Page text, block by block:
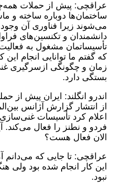
عراقچی: پیش از حملات
ساختمان‌ها دوباره ساخته و
می‌شوند زیرا فناوری آن وجود
دانشمندان و تکنسین‌های
تأسیساتمان مشغول به
که گفتم ما توانایی انجام این
زمان و چگونگی ازسرگیری
بستگی دارد.
اندرو انگلند: ایران پیش از
از انتشار گزارش آژانس
اعلام کرد تأسیسات
فردو و نطنز را فعال می‌کند.
الان فعال هست؟
عراقچی: تا جایی که می‌دانم
این کار انجام شده بود ولی
نبود.